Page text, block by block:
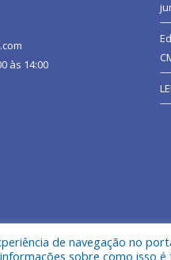
às 14:00
Prefeitura Municipal de São
de navegação no
sobre como isso é